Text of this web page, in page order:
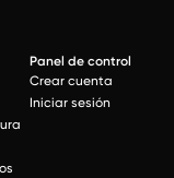
Panel de control
Crear cuenta
Iniciar sesión